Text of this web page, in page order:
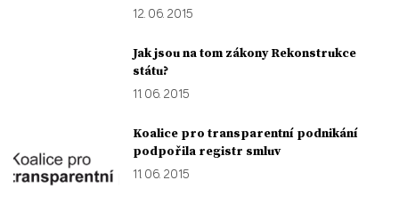
12. 06. 2015
Jak jsou na tom zákony Rekonstrukce
státu?
11. 06. 2015
Koalice pro transparentní podnikání
podpořila registr smluv
11. 06. 2015